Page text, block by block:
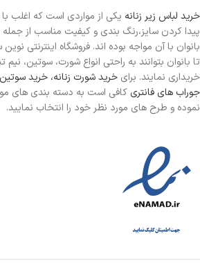
خرید لباس زیر زنانه یکی از مواردی است که اغلب
پیدا کردن سایز،رنگ بندی و کیفیت مناسب از
بانوان با آن مواجه بوده اند. فروشگاه اینترنتی
تا بانوان بتوانند به راحتی انواع شورت، سوتین، نیم
خریداری نمایند. برای خرید شورت زنانه، خرید سوتین
جوراب های فانتری کافی است به دسته بندی های
نموده و طرح های مورد نظر خود را انتخاب نمایید.